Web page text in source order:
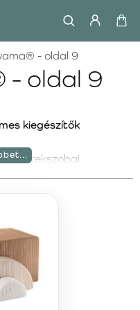
- oldal 9
- oldal 9
kiegészítők
gyerekszobai
rendelkező
A Wigiwama®
párnák és
amelyek
teszik a